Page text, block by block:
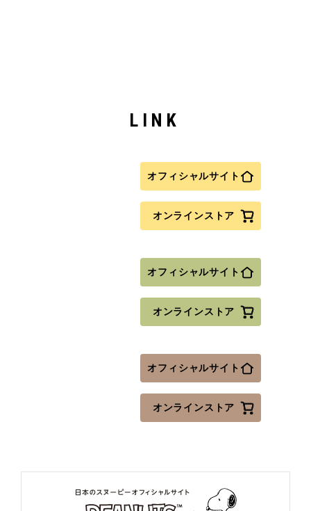
LINK
オフィシャルサイト
オンラインストア
オフィシャルサイト
オンラインストア
オフィシャルサイト
オンラインストア